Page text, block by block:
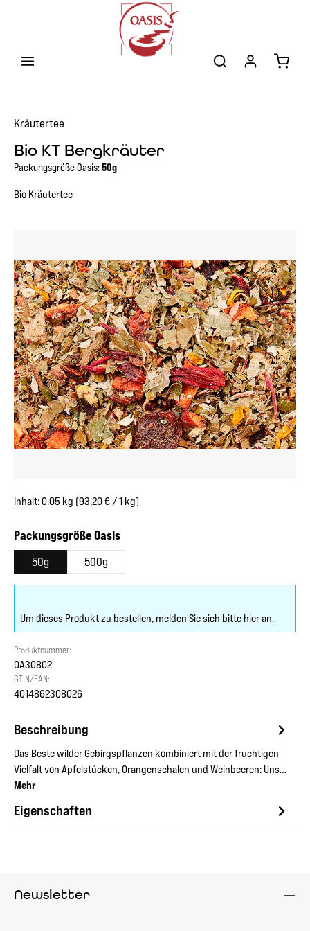
Kräutertee
Bio KT Bergkräuter
Packungsgröße Oasis:50g
Bio Kräutertee
Inhalt:0.05 kg (93,20 € / 1 kg)
Packungsgröße Oasisauswählen
50g 500g
Um dieses Produkt zu bestellen, melden Sie sich bitte hieran.
Produktnummer:
OA30802
GTIN/EAN:
4014862308026
Beschreibung
Das Beste wilder Gebirgspflanzen kombiniert mit der fruchtigen
Vielfalt von Apfelstücken, Orangenschalen und Weinbeeren: Uns…
Mehr
Eigenschaften
Newsletter